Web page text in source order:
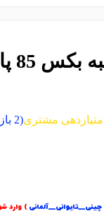
امتیازدهی مشتری(
2
چینی__تایوانی__آلمانی ) وارد